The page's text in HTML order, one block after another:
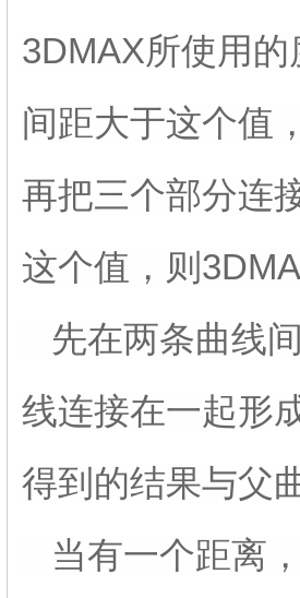
3DMAX所使用
间距大于这个值
再把三个部分连
这个值，则
先在两条曲线
线连接在一起形
得到的结果与父
当有一个距离